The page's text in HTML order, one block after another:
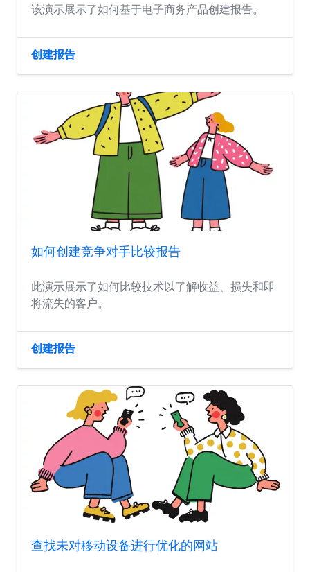
该演示展示了如何基于电子商务产品创建报告。
创建报告
如何创建竞争对手比较报告
此演示展示了如何比较技术以了解收益、损失和即
将流失的客户。
创建报告
查找未对移动设备进行优化的网站